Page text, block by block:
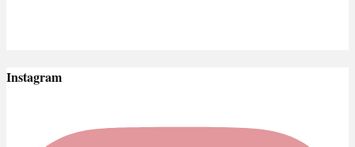
Instagram